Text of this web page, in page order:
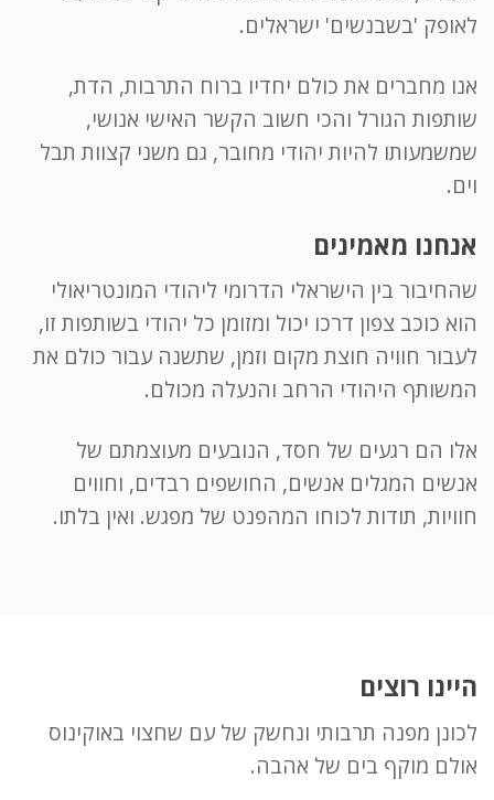
לאופק 'בשבנשים' ישראלים.
אנו מחברים את כולם יחדיו ברוח התרבות, הדת,
שותפות הגורל והכי חשוב הקשר האישי אנושי,
שמשמעותו להיות יהודי מחובר, גם משני קצוות תבל
וים.
אנחנו מאמינים
שהחיבור בין הישראלי הדרומי ליהודי המונטריאולי
הוא כוכב צפון דרכו יכול ומזומן כל יהודי בשותפות זו,
לעבור חוויה חוצת מקום וזמן, שתשנה עבור כולם את
המשותף היהודי הרחב והנעלה מכולם.
אלו הם רגעים של חסד, הנובעים מעוצמתם של
אנשים המגלים אנשים, החושפים רבדים, וחווים
חוויות, תודות לכוחו המהפנט של מפגש. ואין בלתו.
היינו רוצים
לכונן מפנה תרבותי ונחשק של עם שחצוי באוקינוס
אולם מוקף בים של אהבה.